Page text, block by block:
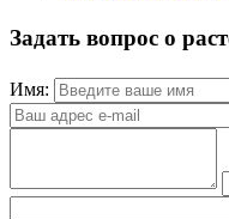
Задать вопрос о
Имя: